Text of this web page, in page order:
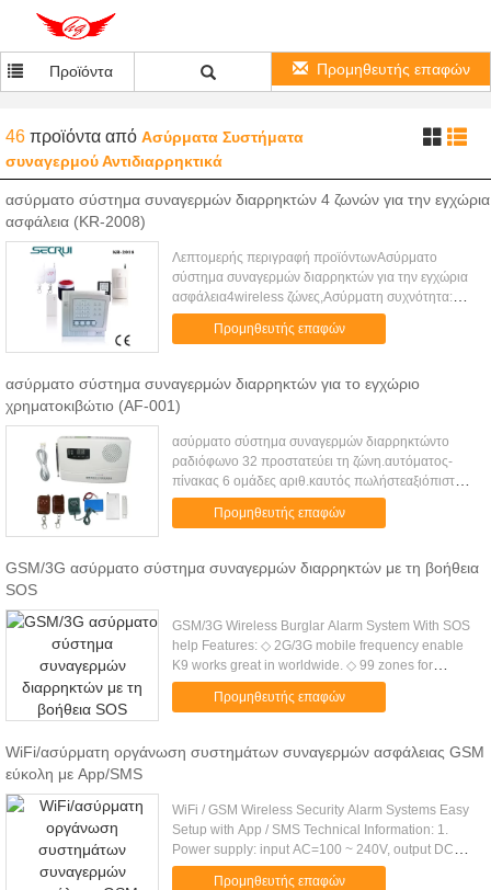
Προϊόντα Προμηθευτής επαφών
46 προϊόντα από Ασύρματα Συστήματα
συναγερμού Αντιδιαρρηκτικά
ασύρματο σύστημα συναγερμών διαρρηκτών 4 ζωνών για την εγχώρια
ασφάλεια (KR-2008)
Λεπτομερής περιγραφή προϊόντωνΑσύρματο
σύστημα συναγερμών διαρρηκτών για την εγχώρια
ασφάλεια4wireless ζώνες,Ασύρματη συχνότητα:
315/433MHzΑυτόματος αριθμός τηλεφώνου
πινάκων 6groupsΑσύρματο σύστημα εγχώριων
Προμηθευτής επαφών
ασύρματο σύστημα συναγερμών διαρρηκτών για το εγχώριο
χρηματοκιβώτιο (AF-001)
ασύρματο σύστημα συναγερμών διαρρηκτώντο
ραδιόφωνο 32 προστατεύει τη ζώνη.αυτόματος-
πίνακας 6 ομάδες αριθ.καυτός πωλήστεαξιόπιστη
ποιότηταΧαρακτηριστικά γνωρίσματα:1.
Διαφορετική ζώνη προστασίας: 32 ζώνες 32 δι...
Προμηθευτής επαφών
GSM/3G ασύρματο σύστημα συναγερμών διαρρηκτών με τη βοήθεια
SOS
GSM/3G Wireless Burglar Alarm System With SOS
help Features: ◇ 2G/3G mobile frequency enable
K9 works great in worldwide. ◇ 99 zones for
security intrusion alarm, elderly care, SOS help,
7*24 hours safety, door ...
Προμηθευτής επαφών
WiFi/ασύρματη οργάνωση συστημάτων συναγερμών ασφάλειας GSM
εύκολη με App/SMS
WiFi / GSM Wireless Security Alarm Systems Easy
Setup with App / SMS Technical Information: 1.
Power supply: input AC=100 ~ 240V, output DC
=12V 2. Static current:
Προμηθευτής επαφών